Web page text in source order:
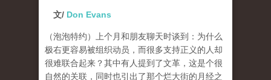
文/ Don Evans
（泡泡特约）
上个月和朋友聊天时谈到：为什么
极右更容易被组织动员，而很多支持正义的人却
很难联合起来？其中有人提到了文革，这是个很
自然的关联，同时也引出了那个烂大街的月经之